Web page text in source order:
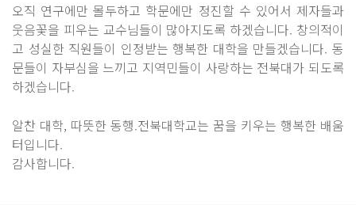
오직 연구에만 몰두하고 학문에만 정진할 수 있어서 제자들과
웃음꽃을 피우는 교수님들이 많아지도록 하겠습니다. 창의적이
고 성실한 직원들이 인정받는 행복한 대학을 만들겠습니다. 동
문들이 자부심을 느끼고 지역민들이 사랑하는 전북대가 되도록
하겠습니다.
알찬 대학, 따뜻한 동행.전북대학교는 꿈을 키우는 행복한 배움
터입니다.
감사합니다.